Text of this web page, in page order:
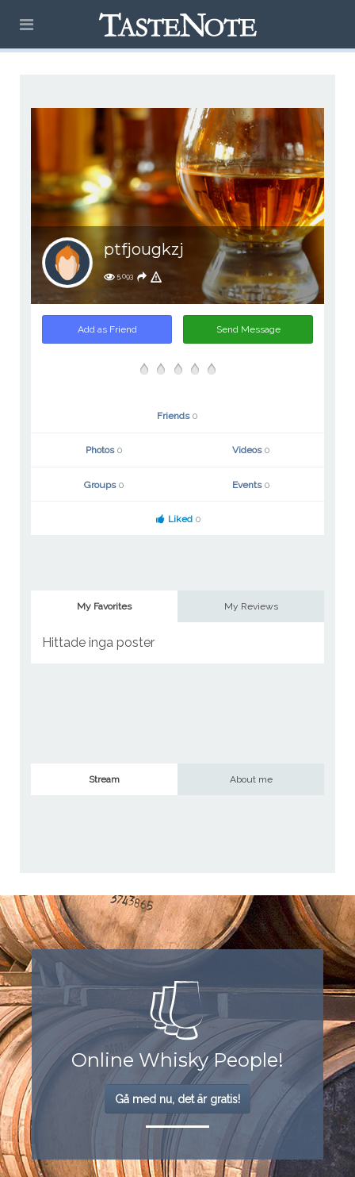
ptfjougkzj
5,093
Add as Friend Send Message
Friends 0
Photos 0 Videos 0
Groups 0 Events 0
Liked 0
My Favorites My Reviews
Hittade inga poster
Stream About me
Online Whisky People!
Gå med nu, det är gratis!